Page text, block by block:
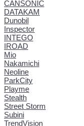
CANSONIC
DATAKAM
Dunobil
Inspector
INTEGO
IROAD
Mio
Nakamichi
Neoline
ParkCity
Playme
Stealth
Street Storm
Subini
TrendVision